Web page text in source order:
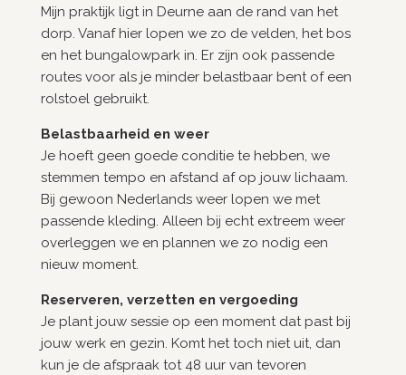
Mijn praktijk ligt in Deurne aan de rand van het
dorp. Vanaf hier lopen we zo de velden, het bos
en het bungalowpark in. Er zijn ook passende
routes voor als je minder belastbaar bent of een
rolstoel gebruikt.
Belastbaarheid en weer
Je hoeft geen goede conditie te hebben, we
stemmen tempo en afstand af op jouw lichaam.
Bij gewoon Nederlands weer lopen we met
passende kleding. Alleen bij echt extreem weer
overleggen we en plannen we zo nodig een
nieuw moment.
Reserveren, verzetten en vergoeding
Je plant jouw sessie op een moment dat past bij
jouw werk en gezin. Komt het toch niet uit, dan
kun je de afspraak tot 48 uur van tevoren